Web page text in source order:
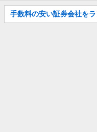
お
知
手数料の安い証券会社を